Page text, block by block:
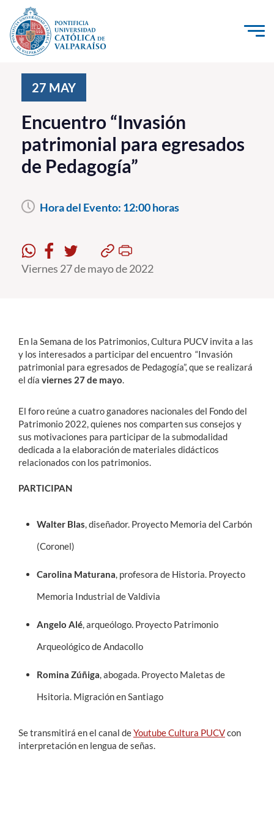
Click acá para ir directamente al contenido
Investigación, Creación e Innovación
PUCV Internacional
Vinculación con el Medio
Postgrado
Formación Continua
Funcionarios
Alumni
English
27 MAY
Encuentro “Invasión
patrimonial para egresados
de Pedagogía”
Hora del Evento: 12:00 horas
Viernes 27 de mayo de 2022
En la Semana de los Patrimonios, Cultura PUCV invita a las
y los interesados a participar del encuentro “Invasión
patrimonial para egresados de Pedagogía”, que se realizará
el día viernes 27 de mayo.
El foro reúne a cuatro ganadores nacionales del Fondo del
Patrimonio 2022, quienes nos comparten sus consejos y
sus motivaciones para participar de la submodalidad
dedicada a la elaboración de materiales didácticos
relacionados con los patrimonios.
PARTICIPAN
Walter Blas, diseñador. Proyecto Memoria del Carbón
(Coronel)
Carolina Maturana, profesora de Historia. Proyecto
Memoria Industrial de Valdivia
Angelo Alé, arqueólogo. Proyecto Patrimonio
Arqueológico de Andacollo
Romina Zúñiga, abogada. Proyecto Maletas de
Hsitoria. Migración en Santiago
Se transmitirá en el canal deYoutube Cultura PUCVcon
interpretación en lengua de señas.